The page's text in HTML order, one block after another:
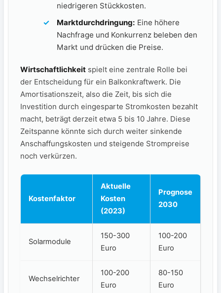
niedrigeren Stückkosten.
Marktdurchdringung: Eine höhere
Nachfrage und Konkurrenz beleben den
Markt und drücken die Preise.
Wirtschaftlichkeit spielt ⁢eine zentrale⁢ Rolle bei
der Entscheidung für ein‍ Balkonkraftwerk.⁢ Die
Amortisationszeit, also die ​Zeit,⁣ bis sich die
Investition durch eingesparte​ Stromkosten bezahlt
macht, beträgt derzeit etwa 5 ​bis 10 ⁣Jahre. ​Diese
Zeitspanne könnte sich durch​ weiter sinkende
Anschaffungskosten und steigende Strompreise
noch verkürzen.
Kostenfaktor
Aktuelle
‌Kosten
(2023)
Prognose
​2030
Solarmodule
150-300
Euro
100-200
Euro
Wechselrichter
100-200
Euro
80-150
Euro